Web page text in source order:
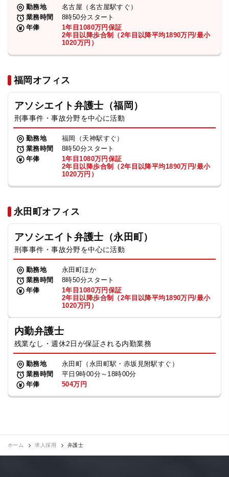
勤務地
名古屋（名古屋駅すぐ）
業務時間
8時50分スタート
年俸
1年目1080万円保証
2年目以降歩合制（2年目以降平均1890万円/最小
1020万円）
福岡オフィス
アソシエイト弁護士（福岡）
刑事事件・事故分野を中心に活動
勤務地
福岡（天神駅すぐ）
業務時間
8時50分スタート
年俸
1年目1080万円保証
2年目以降歩合制（2年目以降平均1890万円/最小
1020万円）
永田町オフィス
アソシエイト弁護士（永田町）
刑事事件・事故分野を中心に活動
勤務地
永田町ほか
業務時間
8時50分スタート
年俸
1年目1080万円保証
2年目以降歩合制（2年目以降平均1890万円/最小
1020万円）
内勤弁護士
残業なし・週休2日が保証される内勤業務
勤務地
永田町（永田町駅・赤坂見附駅すぐ）
業務時間
平日9時00分～18時00分
年俸
504万円
ホーム 求人採用 弁護士